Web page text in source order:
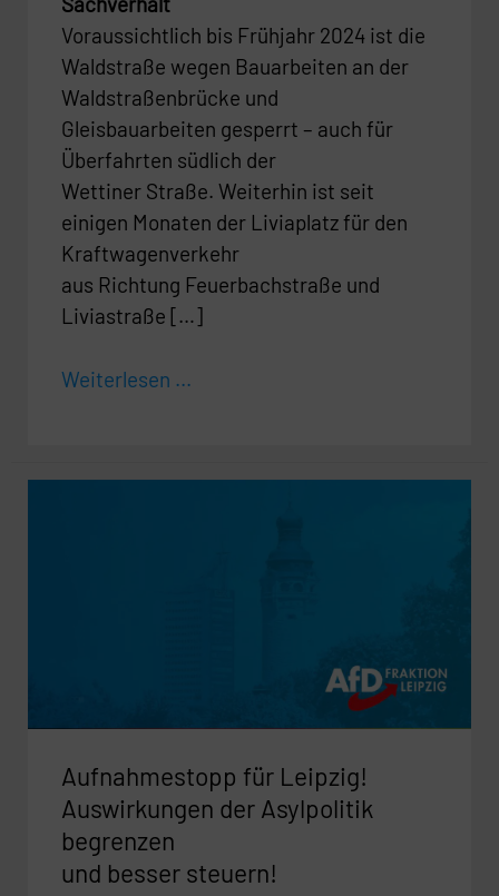
Voraussichtlich bis Frühjahr 2024 ist die
Waldstraße wegen Bauarbeiten an der
Waldstraßenbrücke und
Gleisbauarbeiten gesperrt – auch für
Überfahrten südlich der
Wettiner Straße. Weiterhin ist seit
einigen Monaten der Liviaplatz für den
Kraftwagenverkehr
aus Richtung Feuerbachstraße und
Liviastraße […]
Weiterlesen ...
Aufnahmestopp für Leipzig!
Auswirkungen der Asylpolitik
begrenzen
und besser steuern!
steuern!